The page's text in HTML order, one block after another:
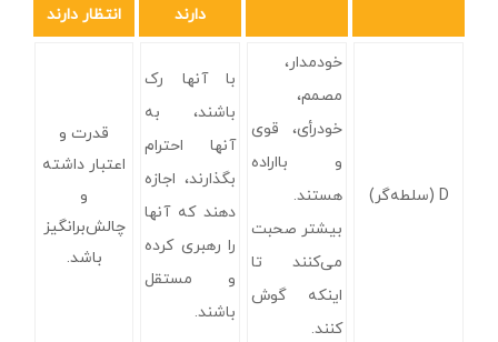
دارند انتظار دارند
D (سلطه‌گر)
خودمدار،
مصمم،
خودرأی، قوی
و بااراده
هستند.
بیشتر صحبت
می‌کنند تا
اینکه گوش
کنند.
با آنها رک
باشند، به
آنها احترام
بگذارند، اجازه
دهند که آنها
را رهبری کرده
و مستقل
باشند.
قدرت و
اعتبار داشته
و
چالش‌برانگیز
باشد.